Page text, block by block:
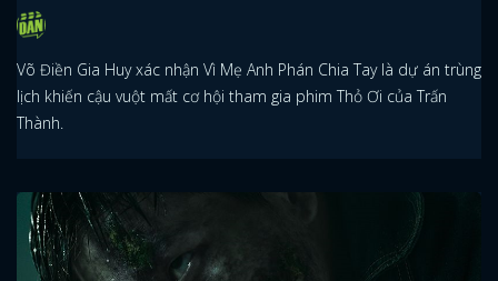
Võ Điền Gia Huy xác nhận Vì Mẹ Anh Phán Chia Tay là dự án trùng
lịch khiến cậu vuột mất cơ hội tham gia phim Thỏ Ơi của Trấn
Thành.